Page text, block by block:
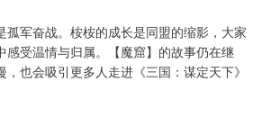
孤军奋战。桉桉的成长是同盟的缩影，大家
感受温情与归属。【魔窟】的故事仍在继
也会吸引更多人走进《三国：谋定天下》